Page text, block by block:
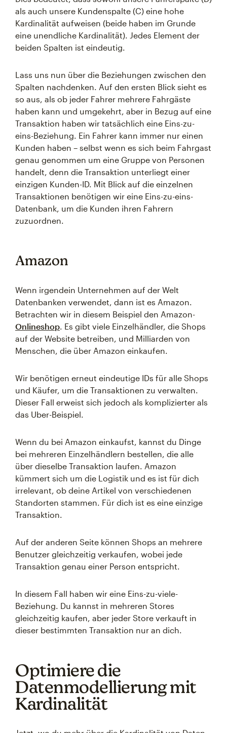
als auch unsere Kundenspalte (C) eine hohe
Kardinalität aufweisen (beide haben im Grunde
eine unendliche Kardinalität). Jedes Element der
beiden Spalten ist eindeutig.
Lass uns nun über die Beziehungen zwischen den
Spalten nachdenken. Auf den ersten Blick sieht es
so aus, als ob jeder Fahrer mehrere Fahrgäste
haben kann und umgekehrt, aber in Bezug auf eine
Transaktion haben wir tatsächlich eine Eins-zu-
eins-Beziehung. Ein Fahrer kann immer nur einen
Kunden haben – selbst wenn es sich beim Fahrgast
genau genommen um eine Gruppe von Personen
handelt, denn die Transaktion unterliegt einer
einzigen Kunden-ID. Mit Blick auf die einzelnen
Transaktionen benötigen wir eine Eins-zu-eins-
Datenbank, um die Kunden ihren Fahrern
zuzuordnen.
Amazon
Wenn irgendein Unternehmen auf der Welt
Datenbanken verwendet, dann ist es Amazon.
Betrachten wir in diesem Beispiel den Amazon-
Onlineshop. Es gibt viele Einzelhändler, die Shops
auf der Website betreiben, und Milliarden von
Menschen, die über Amazon einkaufen.
Wir benötigen erneut eindeutige IDs für alle Shops
und Käufer, um die Transaktionen zu verwalten.
Dieser Fall erweist sich jedoch als komplizierter als
das Uber-Beispiel.
Wenn du bei Amazon einkaufst, kannst du Dinge
bei mehreren Einzelhändlern bestellen, die alle
über dieselbe Transaktion laufen. Amazon
kümmert sich um die Logistik und es ist für dich
irrelevant, ob deine Artikel von verschiedenen
Standorten stammen. Für dich ist es eine einzige
Transaktion.
Auf der anderen Seite können Shops an mehrere
Benutzer gleichzeitig verkaufen, wobei jede
Transaktion genau einer Person entspricht.
In diesem Fall haben wir eine Eins-zu-viele-
Beziehung. Du kannst in mehreren Stores
gleichzeitig kaufen, aber jeder Store verkauft in
dieser bestimmten Transaktion nur an dich.
Optimiere die
Datenmodellierung mit
Kardinalität